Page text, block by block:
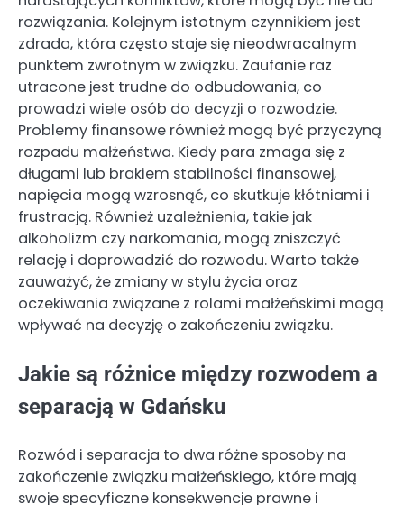
rozwiązania. Kolejnym istotnym czynnikiem jest
zdrada, która często staje się nieodwracalnym
punktem zwrotnym w związku. Zaufanie raz
utracone jest trudne do odbudowania, co
prowadzi wiele osób do decyzji o rozwodzie.
Problemy finansowe również mogą być przyczyną
rozpadu małżeństwa. Kiedy para zmaga się z
długami lub brakiem stabilności finansowej,
napięcia mogą wzrosnąć, co skutkuje kłótniami i
frustracją. Również uzależnienia, takie jak
alkoholizm czy narkomania, mogą zniszczyć
relację i doprowadzić do rozwodu. Warto także
zauważyć, że zmiany w stylu życia oraz
oczekiwania związane z rolami małżeńskimi mogą
wpływać na decyzję o zakończeniu związku.
Jakie są różnice między rozwodem a
separacją w Gdańsku
Rozwód i separacja to dwa różne sposoby na
zakończenie związku małżeńskiego, które mają
swoje specyficzne konsekwencje prawne i